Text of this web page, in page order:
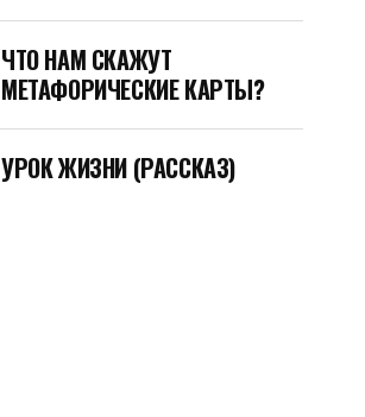
ЧТО НАМ СКАЖУТ
МЕТАФОРИЧЕСКИЕ КАРТЫ?
УРОК ЖИЗНИ (РАССКАЗ)